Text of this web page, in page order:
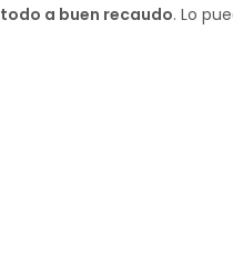
todo a buen recaudo. Lo